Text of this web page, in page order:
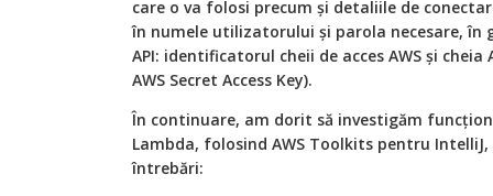
care o va folosi precum și detaliile de
în numele utilizatorului și parola necesare, în
API: identificatorul cheii de acces AWS și cheia
AWS Secret Access Key).
În continuare, am dorit să investigăm
Lambda, folosind AWS Toolkits pentru
întrebări: